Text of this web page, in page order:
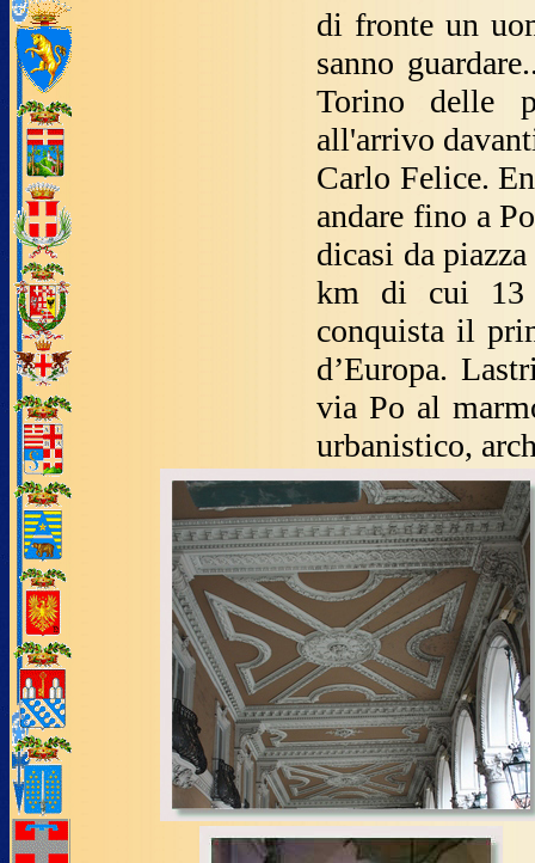
di fronte un
sanno
Torino delle
all'arrivo
Carlo Felice.
andare fino a
dicasi da
km di cui 13
conquista il
d’Europa.
via Po al
urbanistico,